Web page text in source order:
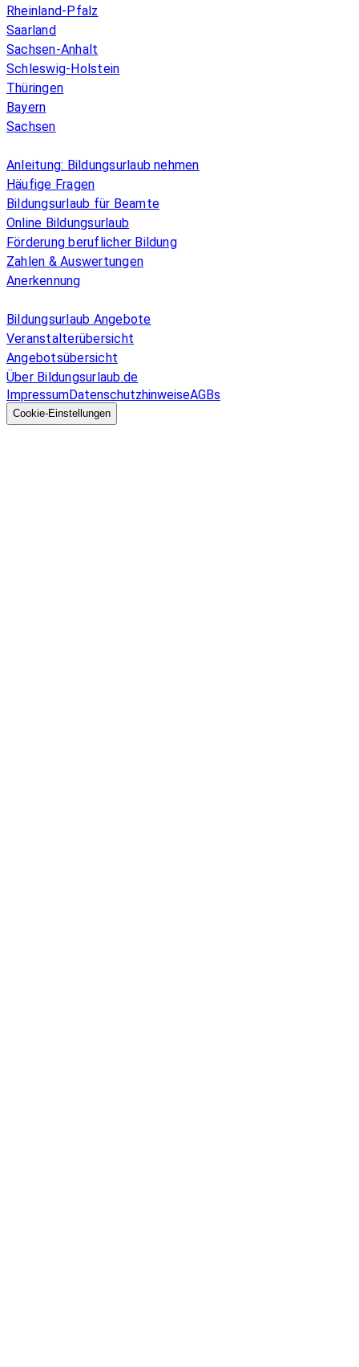
Rheinland-Pfalz
Saarland
Sachsen-Anhalt
Schleswig-Holstein
Thüringen
Bayern
Sachsen
Anleitung: Bildungsurlaub nehmen
Häufige Fragen
Bildungsurlaub für Beamte
Online Bildungsurlaub
Förderung beruflicher Bildung
Zahlen & Auswertungen
Anerkennung
Bildungsurlaub Angebote
Veranstalterübersicht
Angebotsübersicht
Über Bildungsurlaub.de
ImpressumDatenschutzhinweiseAGBs
Cookie-Einstellungen